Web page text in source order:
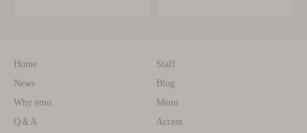
Home
News
Why emo.
Q＆A
Staff
Blog
Menu
Access